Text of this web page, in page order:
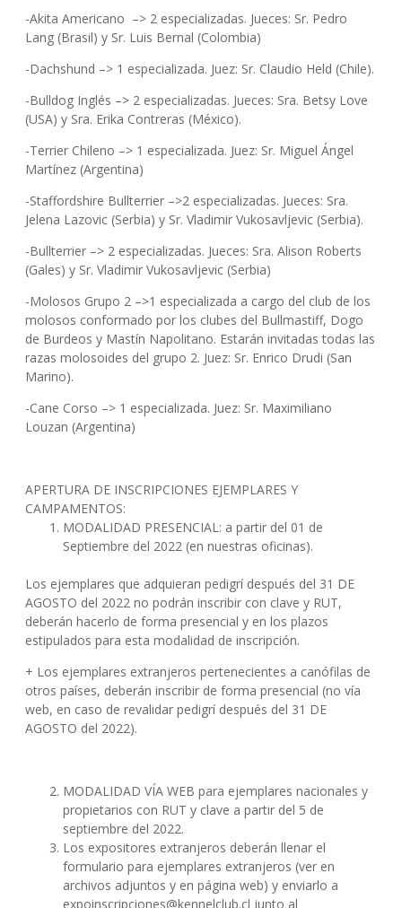
-Akita Americano –> 2 especializadas. Jueces: Sr. Pedro
Lang (Brasil) y Sr. Luis Bernal (Colombia)
-Dachshund –> 1 especializada. Juez: Sr. Claudio Held (Chile).
-Bulldog Inglés –> 2 especializadas. Jueces: Sra. Betsy Love
(USA) y Sra. Erika Contreras (México).
-Terrier Chileno –> 1 especializada. Juez: Sr. Miguel Ángel
Martínez (Argentina)
-Staffordshire Bullterrier –>2 especializadas. Jueces: Sra.
Jelena Lazovic (Serbia) y Sr. Vladimir Vukosavljevic (Serbia).
-Bullterrier –> 2 especializadas. Jueces: Sra. Alison Roberts
(Gales) y Sr. Vladimir Vukosavljevic (Serbia)
-Molosos Grupo 2 –>1 especializada a cargo del club de los
molosos conformado por los clubes del Bullmastiff, Dogo
de Burdeos y Mastín Napolitano. Estarán invitadas todas las
razas molosoides del grupo 2. Juez: Sr. Enrico Drudi (San
Marino).
-Cane Corso –> 1 especializada. Juez: Sr. Maximiliano
Louzan (Argentina)
APERTURA DE INSCRIPCIONES EJEMPLARES Y
CAMPAMENTOS:
MODALIDAD PRESENCIAL: a partir del 01 de
Septiembre del 2022 (en nuestras oficinas).
Los ejemplares que adquieran pedigrí después del 31 DE
AGOSTO del 2022 no podrán inscribir con clave y RUT,
deberán hacerlo de forma presencial y en los plazos
estipulados para esta modalidad de inscripción.
+ Los ejemplares extranjeros pertenecientes a canófilas de
otros países, deberán inscribir de forma presencial (no vía
web, en caso de revalidar pedigrí después del 31 DE
AGOSTO del 2022).
MODALIDAD VÍA WEB para ejemplares nacionales y
propietarios con RUT y clave a partir del 5 de
septiembre del 2022.
Los expositores extranjeros deberán llenar el
formulario para ejemplares extranjeros (ver en
archivos adjuntos y en página web) y enviarlo a
expoinscripciones@kennelclub.cl junto al